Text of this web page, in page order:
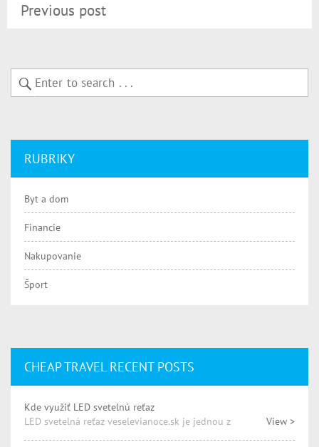
Previous post
RUBRIKY
Byt a dom
Financie
Nakupovanie
Šport
CHEAP TRAVEL RECENT POSTS
Kde využiť LED svetelnú reťaz
LED svetelná reťaz veselevianoce.sk je jednou z
View >